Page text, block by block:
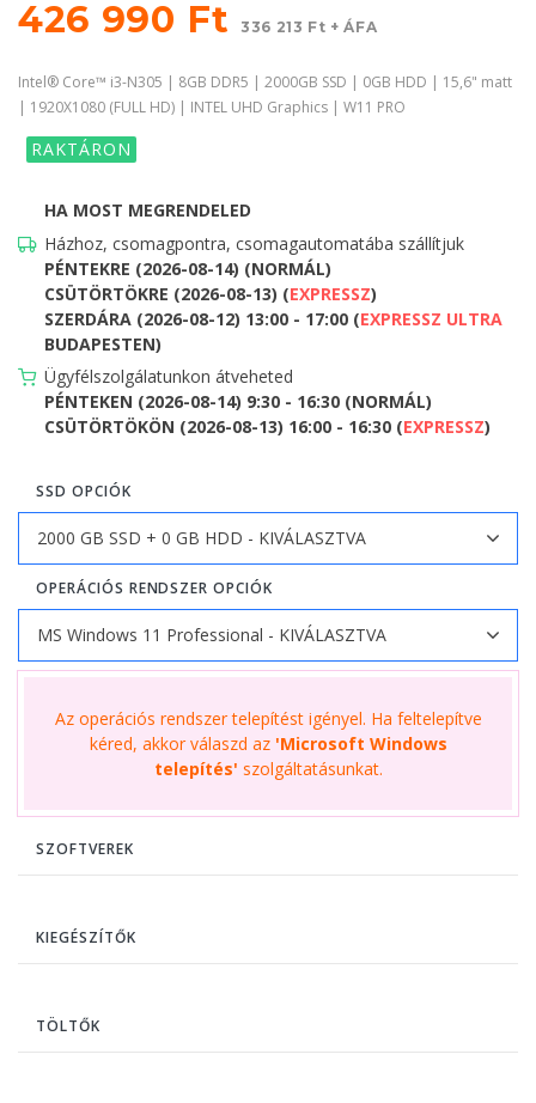
426 990 Ft 336 213 Ft + ÁFA
Intel® Core™ i3-N305 | 8GB DDR5 | 2000GB SSD | 0GB HDD | 15,6" matt
| 1920X1080 (FULL HD) | INTEL UHD Graphics | W11 PRO
RAKTÁRON
HA MOST MEGRENDELED
Házhoz, csomagpontra, csomagautomatába szállítjuk
PÉNTEKRE (2026-08-14) (NORMÁL)
CSÜTÖRTÖKRE (2026-08-13) (EXPRESSZ)
SZERDÁRA (2026-08-12) 13:00 - 17:00 (EXPRESSZ ULTRA
BUDAPESTEN)
Ügyfélszolgálatunkon átveheted
PÉNTEKEN (2026-08-14) 9:30 - 16:30 (NORMÁL)
CSÜTÖRTÖKÖN (2026-08-13) 16:00 - 16:30 (EXPRESSZ)
SSD OPCIÓK
OPERÁCIÓS RENDSZER OPCIÓK
Az operációs rendszer telepítést igényel. Ha feltelepítve
kéred, akkor válaszd az 'Microsoft Windows
telepítés' szolgáltatásunkat.
SZOFTVEREK
KIEGÉSZÍTŐK
TÖLTŐK